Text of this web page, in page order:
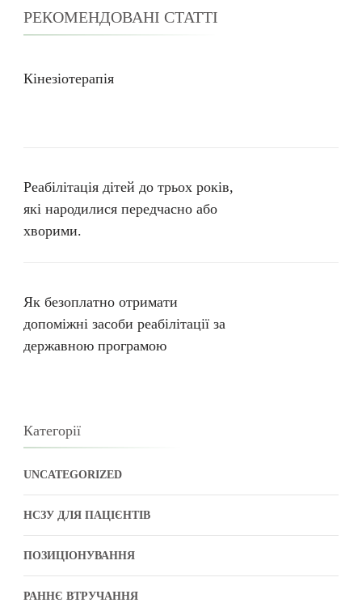
РЕКОМЕНДОВАНІ СТАТТІ
Кінезіотерапія
Реабілітація дітей до трьох років,
які народилися передчасно або
хворими.
Як безоплатно отримати
допоміжні засоби реабілітації за
державною програмою
Категорії
UNCATEGORIZED
НСЗУ ДЛЯ ПАЦІЄНТІВ
ПОЗИЦІОНУВАННЯ
РАННЄ ВТРУЧАННЯ